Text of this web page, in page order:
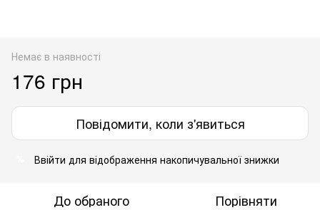
Немає в наявності
176 грн
Повідомити, коли з'явиться
Ввійти для відображення накопичувальної знижки
До обраного Порівняти